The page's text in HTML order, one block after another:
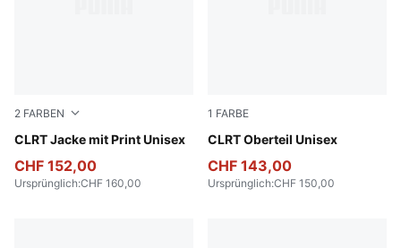
2 FARBEN
CLRT Jacke mit Print Unisex
Loden Green
CHF 152,00
Ursprünglich:CHF 160,00
1 FARBE
CLRT Oberteil Unisex
Vapor Gray
CHF 143,00
Ursprünglich:CHF 150,00